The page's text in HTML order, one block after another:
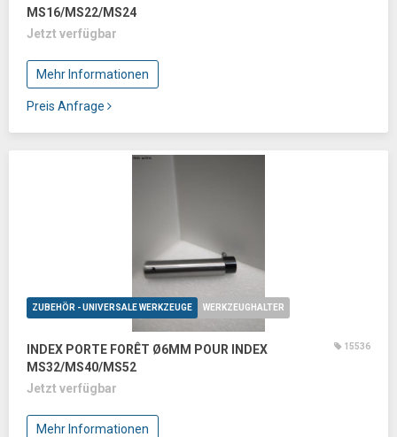
MS16/MS22/MS24
Jetzt verfügbar
Mehr Informationen
Preis Anfrage
ZUBEHÖR - UNIVERSALE WERKZEUGE WERKZEUGHALTER
INDEX PORTE FORÊT Ø6MM POUR INDEX
MS32/MS40/MS52
15536
Jetzt verfügbar
Mehr Informationen